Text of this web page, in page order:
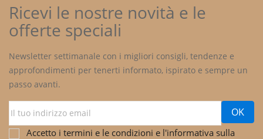
Ricevi le nostre novità e le
offerte speciali
Newsletter settimanale con i migliori consigli, tendenze e
approfondimenti per tenerti informato, ispirato e sempre un
passo avanti.
Accetto i termini e le condizioni e l'informativa sulla